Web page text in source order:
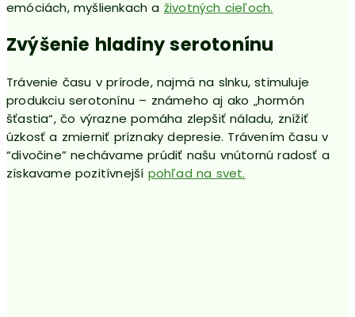
emóciách, myšlienkach a životných cieľoch.
Zvýšenie hladiny serotonínu
Trávenie času v prírode, najmä na slnku, stimuluje
produkciu serotonínu – známeho aj ako „hormón
šťastia“, čo výrazne pomáha zlepšiť náladu, znížiť
úzkosť a zmierniť príznaky depresie. Trávením času v
“divočine” nechávame prúdiť našu vnútornú radosť a
získavame pozitívnejší pohľad na svet.